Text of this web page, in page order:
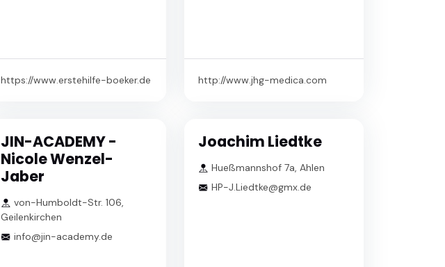
https://www.erstehilfe-boeker.de http://www.jhg-medica.com
JIN-ACADEMY -
Nicole Wenzel-
Jaber
von-Humboldt-Str. 106,
Geilenkirchen
info@jin-academy.de
Joachim Liedtke
Hueßmannshof 7a, Ahlen
HP-J.Liedtke@gmx.de